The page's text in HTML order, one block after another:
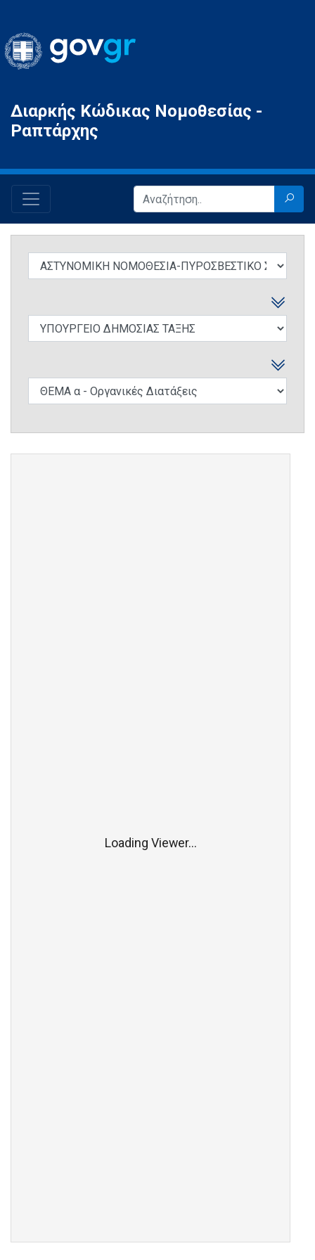
Gov.gr
Διαρκής Κώδικας Νομοθεσίας -
Ραπτάρχης
Loading Viewer...